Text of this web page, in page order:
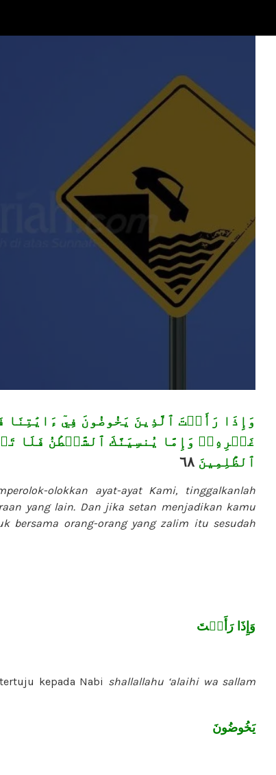
وَإِذَا رَأَيۡتَ ٱلَّذِينَ يَخُوضُونَ فِيٓ
غَيۡرِهِۦۚ وَإِمَّا يُنسِيَنَّكَ ٱلشَّيۡطَٰنُ
ٱلظَّٰلِمِينَ
olokkan ayat-ayat Kami, tinggalkanlah
yang lain. Dan jika setan menjadikan kamu
bersama orang-orang yang zalim itu sesudah
وَإِذَا رَأَيۡتَ
kepada Nabi shallallahu ‘alaihi wa sallam
يَخُوضُونَ